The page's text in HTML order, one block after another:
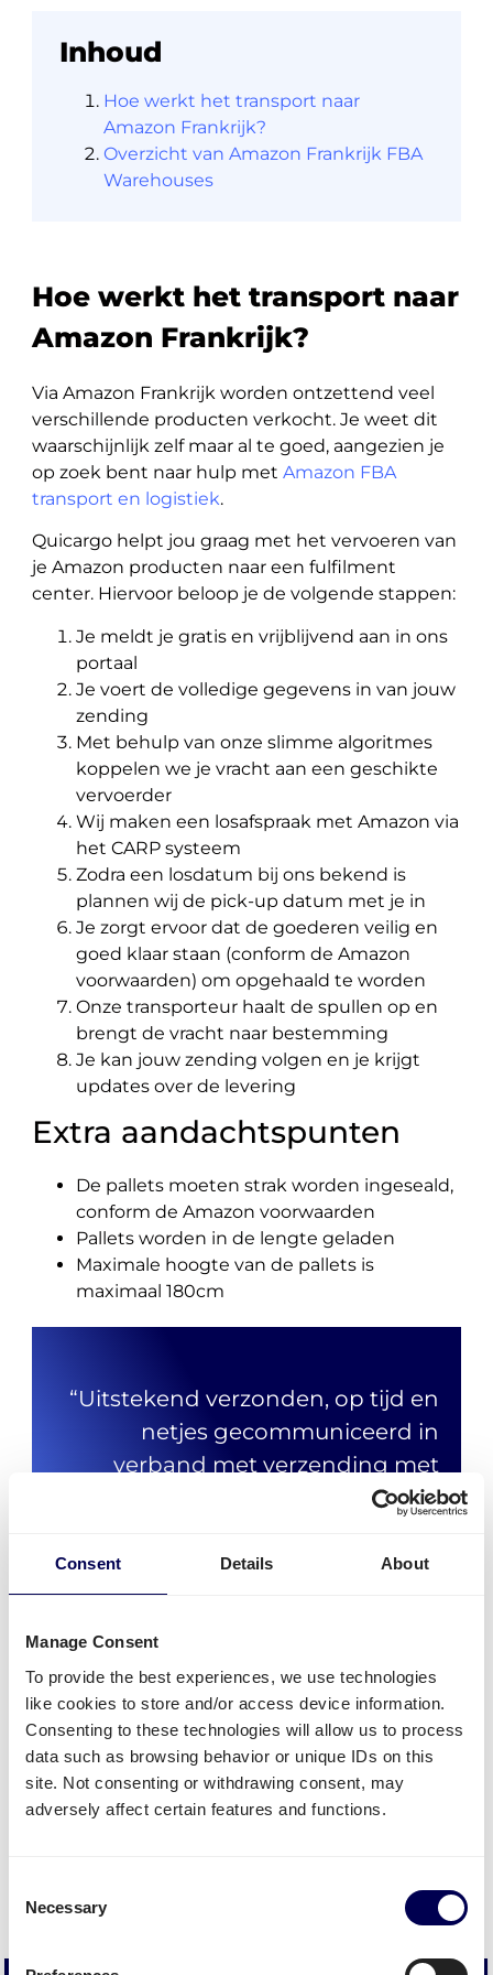
Consent Details About
Manage Consent
To provide the best experiences, we use technologies
like cookies to store and/or access device information.
Consenting to these technologies will allow us to process
data such as browsing behavior or unique IDs on this
site. Not consenting or withdrawing consent, may
adversely affect certain features and functions.
Selection
Necessary
Inhoud
Hoe werkt het transport naar
Amazon Frankrijk?
Overzicht van Amazon Frankrijk FBA
Warehouses
Hoe werkt het transport naar
Amazon Frankrijk?
Via Amazon Frankrijk worden ontzettend veel
verschillende producten verkocht. Je weet dit
waarschijnlijk zelf maar al te goed, aangezien je
op zoek bent naar hulp metAmazon FBA
transport en logistiek.
Quicargo helpt jou graag met het vervoeren van
je Amazon producten naar een fulfilment
center. Hiervoor beloop je de volgende stappen:
Je meldt je gratis en vrijblijvend aan in ons
portaal
Je voert de volledige gegevens in van jouw
zending
Met behulp van onze slimme algoritmes
koppelen we je vracht aan een geschikte
vervoerder
Wij maken een losafspraak met Amazon via
het CARP systeem
Zodra een losdatum bij ons bekend is
plannen wij de pick-up datum met je in
Je zorgt ervoor dat de goederen veilig en
goed klaar staan (conform de Amazon
voorwaarden) om opgehaald te worden
Onze transporteur haalt de spullen op en
brengt de vracht naar bestemming
Je kan jouw zending volgen en je krijgt
updates over de levering
Extra aandachtspunten
De pallets moeten strak worden ingeseald,
conform de Amazon voorwaarden
Pallets worden in de lengte geladen
Maximale hoogte van de pallets is
maximaal 180cm
“Uitstekend verzonden, op tijd en
netjes gecommuniceerd in
verband met verzending met
Amazon”
Amazon Frankrijk FBA
Warehouses
Binnen Frankrijk zijn meerdere Amazon FBA
Hieronder vind je een overzicht van de opties: